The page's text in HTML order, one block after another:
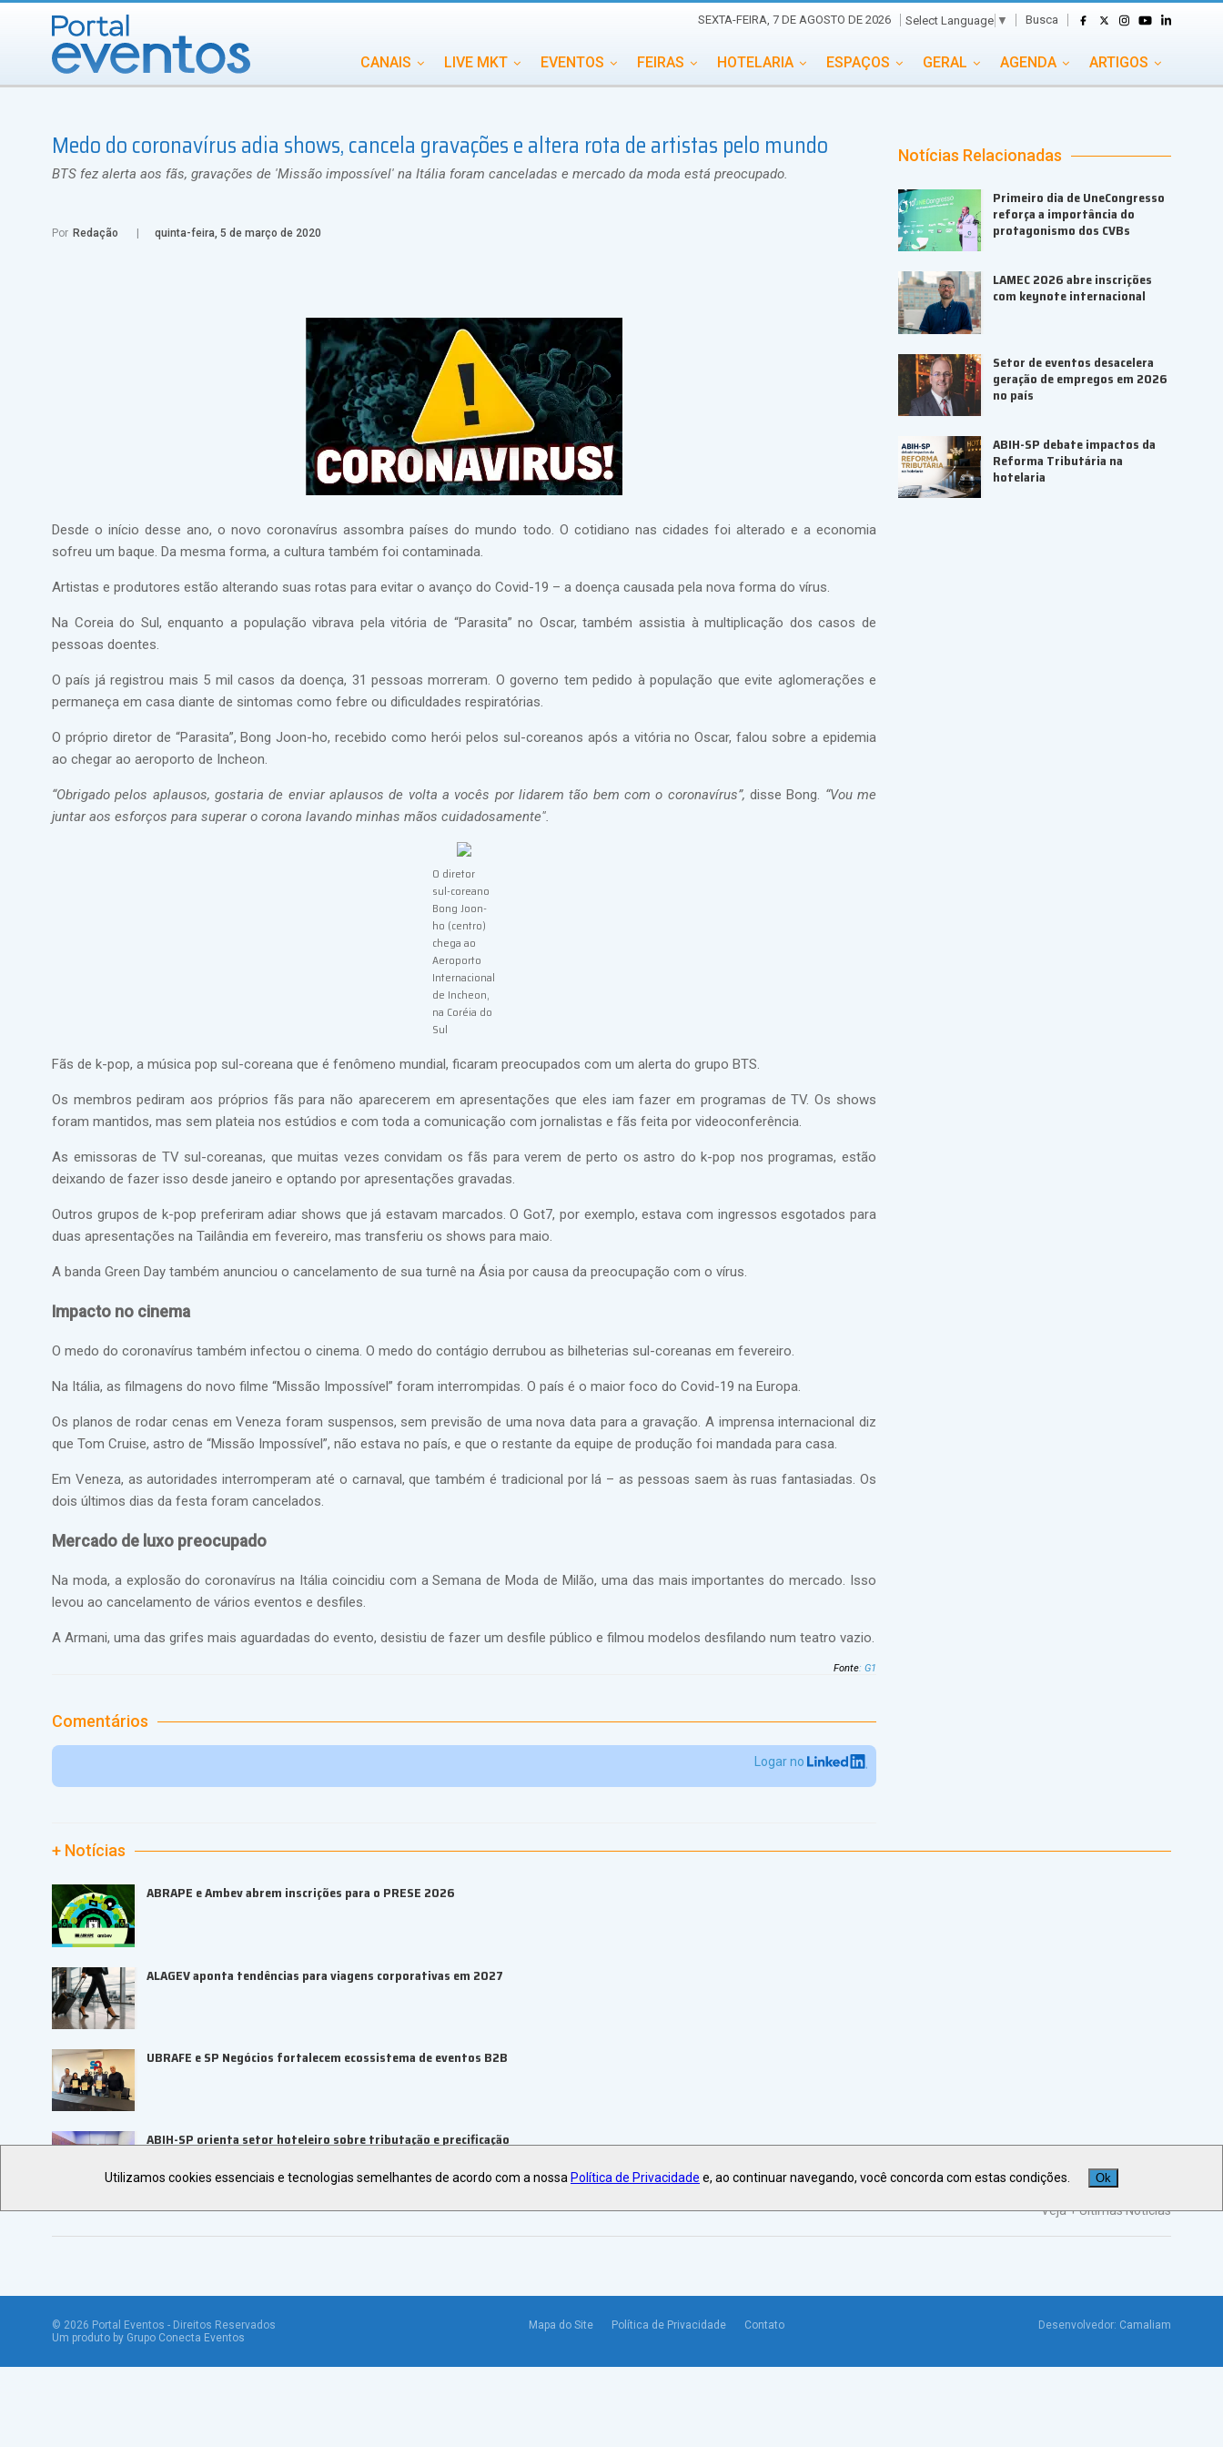
SEXTA-FEIRA, 7 DE AGOSTO DE 2026 Select Language ▼ Busca
CANAIS LIVE MKT EVENTOS FEIRAS HOTELARIA ESPAÇOS GERAL AGENDA ARTIGOS
INCENTIVOS INTERNACIONAL MEMORIAL DE EVENTOS PERSONALIDADE PORTAL EVENTOS TV TRANSPORTES
TURISMO VAI E VEM
Medo do coronavírus adia shows, cancela gravações e altera rota de artistas pelo mundo
BTS fez alerta aos fãs, gravações de 'Missão impossível' na Itália foram canceladas e mercado da moda está preocupado.
Por Redação quinta-feira, 5 de março de 2020
Desde o início desse ano, o novo coronavírus assombra países do mundo todo. O cotidiano nas cidades foi alterado e a economia
sofreu um baque. Da mesma forma, a cultura também foi contaminada.
Artistas e produtores estão alterando suas rotas para evitar o avanço do Covid-19 – a doença causada pela nova forma do vírus.
Na Coreia do Sul, enquanto a população vibrava pela vitória de “Parasita” no Oscar, também assistia à multiplicação dos casos de
pessoas doentes.
O país já registrou mais 5 mil casos da doença, 31 pessoas morreram. O governo tem pedido à população que evite aglomerações e
permaneça em casa diante de sintomas como febre ou dificuldades respiratórias.
O próprio diretor de “Parasita”, Bong Joon-ho, recebido como herói pelos sul-coreanos após a vitória no Oscar, falou sobre a epidemia
ao chegar ao aeroporto de Incheon.
“Obrigado pelos aplausos, gostaria de enviar aplausos de volta a vocês por lidarem tão bem com o coronavírus”, disse Bong. “Vou me
juntar aos esforços para superar o corona lavando minhas mãos cuidadosamente".
O diretor
sul-coreano
Bong Joon-
ho (centro)
chega ao
Aeroporto
Internacional
de Incheon,
na Coréia do
Sul
Fãs de k-pop, a música pop sul-coreana que é fenômeno mundial, ficaram preocupados com um alerta do grupo BTS.
Os membros pediram aos próprios fãs para não aparecerem em apresentações que eles iam fazer em programas de TV. Os shows
foram mantidos, mas sem plateia nos estúdios e com toda a comunicação com jornalistas e fãs feita por videoconferência.
As emissoras de TV sul-coreanas, que muitas vezes convidam os fãs para verem de perto os astro do k-pop nos programas, estão
deixando de fazer isso desde janeiro e optando por apresentações gravadas.
Outros grupos de k-pop preferiram adiar shows que já estavam marcados. O Got7, por exemplo, estava com ingressos esgotados para
duas apresentações na Tailândia em fevereiro, mas transferiu os shows para maio.
A banda Green Day também anunciou o cancelamento de sua turnê na Ásia por causa da preocupação com o vírus.
Impacto no cinema
O medo do coronavírus também infectou o cinema. O medo do contágio derrubou as bilheterias sul-coreanas em fevereiro.
Na Itália, as filmagens do novo filme “Missão Impossível” foram interrompidas. O país é o maior foco do Covid-19 na Europa.
Os planos de rodar cenas em Veneza foram suspensos, sem previsão de uma nova data para a gravação. A imprensa internacional diz
que Tom Cruise, astro de “Missão Impossível”, não estava no país, e que o restante da equipe de produção foi mandada para casa.
Em Veneza, as autoridades interromperam até o carnaval, que também é tradicional por lá – as pessoas saem às ruas fantasiadas. Os
dois últimos dias da festa foram cancelados.
Mercado de luxo preocupado
Na moda, a explosão do coronavírus na Itália coincidiu com a Semana de Moda de Milão, uma das mais importantes do mercado. Isso
levou ao cancelamento de vários eventos e desfiles.
A Armani, uma das grifes mais aguardadas do evento, desistiu de fazer um desfile público e filmou modelos desfilando num teatro vazio.
Fonte: G1
Comentários
Logar no
Notícias Relacionadas
Primeiro dia de UneCongresso
reforça a importância do
protagonismo dos CVBs
LAMEC 2026 abre inscrições
com keynote internacional
Setor de eventos desacelera
geração de empregos em 2026
no país
ABIH-SP debate impactos da
Reforma Tributária na
hotelaria
+ Notícias
ABRAPE e Ambev abrem inscrições para o PRESE 2026
ALAGEV aponta tendências para viagens corporativas em 2027
UBRAFE e SP Negócios fortalecem ecossistema de eventos B2B
ABIH-SP orienta setor hoteleiro sobre tributação e precificação
Veja +Últimas Notícias
© 2026 Portal Eventos - Direitos Reservados
Um produto by Grupo Conecta Eventos
Mapa do Site Política de Privacidade Contato Desenvolvedor: Camaliam
Utilizamos cookies essenciais e tecnologias semelhantes de acordo com a nossa Política de Privacidade e, ao continuar navegando, você concorda com estas condições. Ok